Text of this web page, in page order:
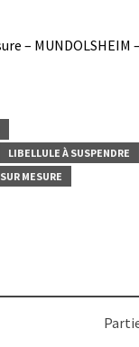
– MUNDOLSHEIM –
LIBELLULE À SUSPENDRE
MESURE